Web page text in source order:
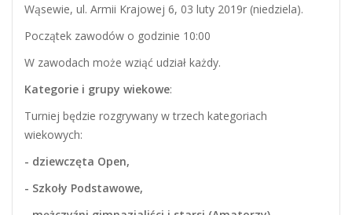
Wąsewie, ul. Armii Krajowej 6, 03 luty 2019r (niedziela).
Początek zawodów o godzinie 10:00
W zawodach może wziąć udział każdy.
Kategorie i grupy wiekowe:
Turniej będzie rozgrywany w trzech kategoriach
wiekowych:
- dziewczęta Open,
- Szkoły Podstawowe,